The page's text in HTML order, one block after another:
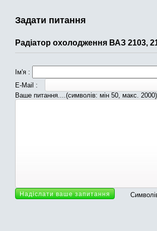
Задати питання
Радіатор охолодження ВАЗ 2103,
Ім'я :
E-Mail :
Ваше питання....(символів: мін 50, макс. 2000)